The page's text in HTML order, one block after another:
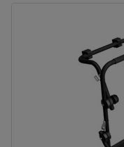
Nosnost nosiče jízdních kol:
univerzální montážní